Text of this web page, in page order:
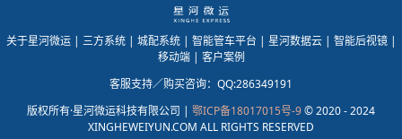
关于星河微运 | 三方系统 | 城配系统 | 智能管车平台 | 星河数据云 | 智能后视镜 |
移动端 | 客户案例
客服支持／购买咨询：QQ:286349191
版权所有·星河微运科技有限公司 | 鄂ICP备18017015号-9© 2020 - 2024
XINGHEWEIYUN.COM ALL RIGHTS RESERVED